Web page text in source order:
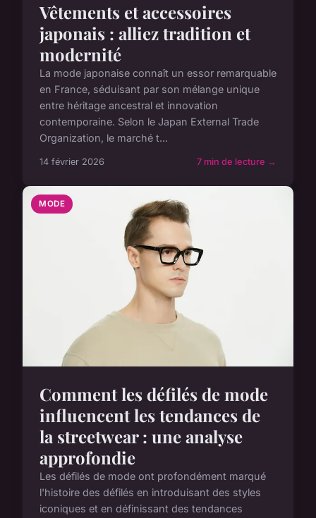
Vêtements et accessoires
japonais : alliez tradition et
modernité
La mode japonaise connaît un essor remarquable
en France, séduisant par son mélange unique
entre héritage ancestral et innovation
contemporaine. Selon le Japan External Trade
Organization, le marché t...
14 février 2026 7 min de lecture →
MODE
Comment les défilés de mode
influencent les tendances de
la streetwear : une analyse
approfondie
Les défilés de mode ont profondément marqué
l'histoire des défilés en introduisant des styles
iconiques et en définissant des tendances